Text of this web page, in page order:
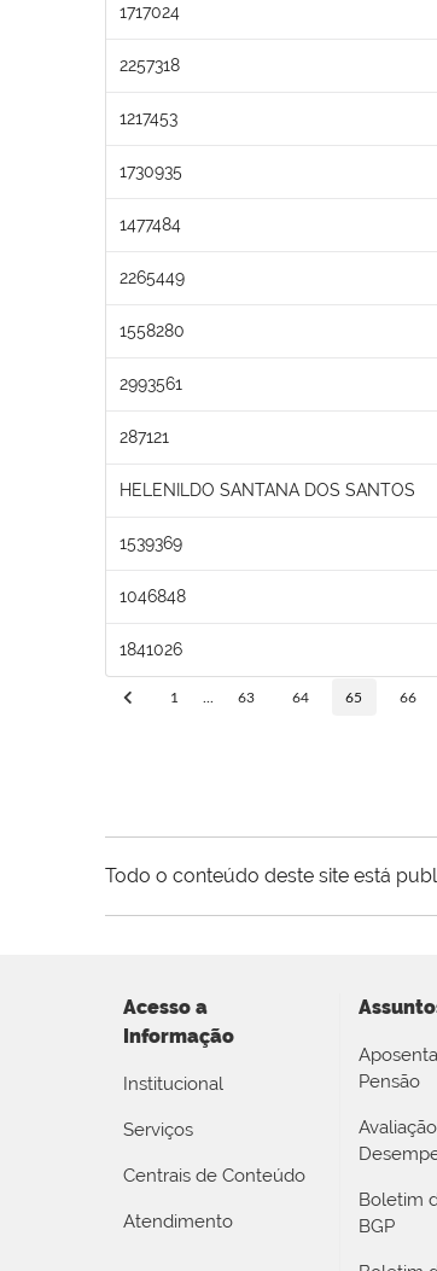
1717024
2257318
1217453
1730935
1477484
2265449
1558280
2993561
287121
HELENILDO SANTANA DOS SANTOS
1539369
1046848
1841026
1 63 64 65 66
Todo o conteúdo deste site está
Acesso a
Informação
Institucional
Serviços
Centrais de Conteúdo
Atendimento
Pensão
Boletim
BGP